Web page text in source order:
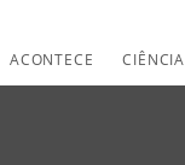
ACONTECE CIÊNCIA